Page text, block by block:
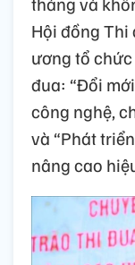
Hội đồng Thi
ương tổ
đua: “Đổi
công nghệ,
và “Phát
nâng cao